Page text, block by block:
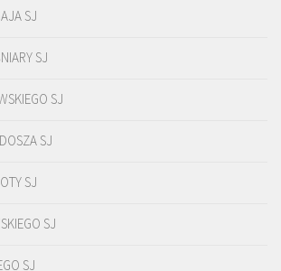
SJ
SJ
SJ
SJ
SJ
SJ
SJ